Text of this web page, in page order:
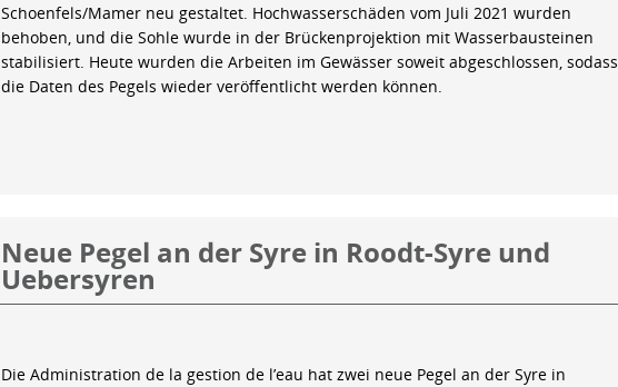
Schoenfels/Mamer neu gestaltet. Hochwasserschäden vom Juli 2021 wurden
behoben, und die Sohle wurde in der Brückenprojektion mit Wasserbausteinen
stabilisiert. Heute wurden die Arbeiten im Gewässer soweit abgeschlossen, sodass
die Daten des Pegels wieder veröffentlicht werden können.
Neue Pegel an der Syre in Roodt-Syre und
Uebersyren
Die Administration de la gestion de l’eau hat zwei neue Pegel an der Syre in